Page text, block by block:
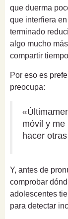
que duerma
que interfiera
terminado
algo mucho
compartir
Por eso es
preocupa:
móvil y me
hacer
Y, antes de
comprobar
adolescentes
para detectar